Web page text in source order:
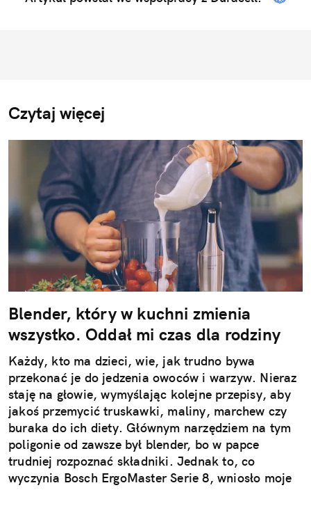
Czytaj więcej
Blender, który w kuchni zmienia
wszystko. Oddał mi czas dla rodziny
Każdy, kto ma dzieci, wie, jak trudno bywa
przekonać je do jedzenia owoców i warzyw. Nieraz
staję na głowie, wymyślając kolejne przepisy, aby
jakoś przemycić truskawki, maliny, marchew czy
buraka do ich diety. Głównym narzędziem na tym
poligonie od zawsze był blender, bo w papce
trudniej rozpoznać składniki. Jednak to, co
wyczynia Bosch ErgoMaster Serie 8, wniosło moje